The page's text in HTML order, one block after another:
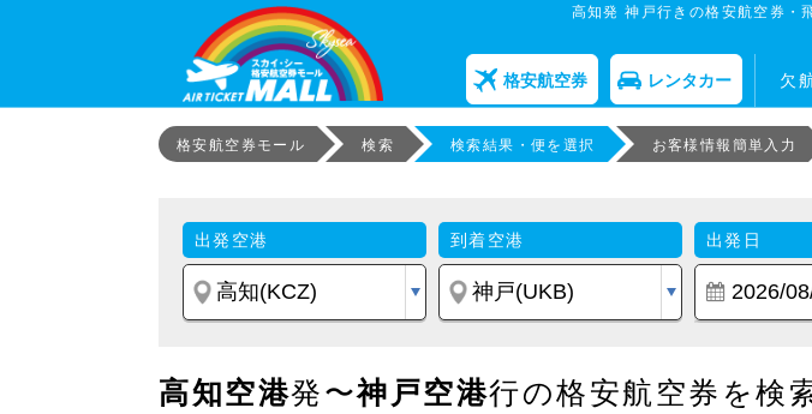
高知発 神戸行きの格安航空券・
格安航空券 レンタカー 欠
格安航空券モール 検索 検索結果・便を選択 お客様情報簡単入力
出発空港 到着空港 出発日
高知空港発〜神戸空港行の格安航空券を検